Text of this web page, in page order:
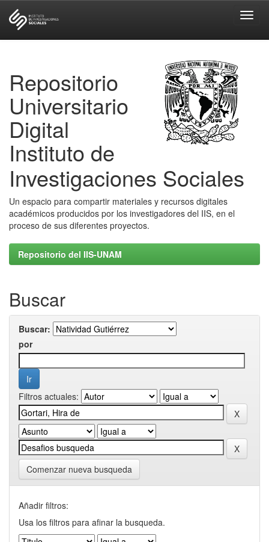
Repositorio
Universitario
Digital
Instituto de
Investigaciones Sociales
Un espacio para compartir materiales y recursos digitales
académicos producidos por los investigadores del IIS, en el
proceso de sus diferentes proyectos.
Repositorio del IIS-UNAM
Buscar
Buscar:
por
Filtros actuales:
Comenzar nueva busqueda
Añadir filtros:
Usa los filtros para afinar la busqueda.